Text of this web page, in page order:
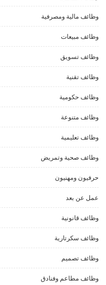
وظائف مالية ومصرفية
وظائف مبيعات
وظائف تسويق
وظائف تقنية
وظائف حكومية
وظائف متنوعة
وظائف تعليمية
وظائف صحية وتمريض
حرفيون ومهنيون
عمل عن بعد
وظائف قانونية
وظائف سكرتارية
وظائف تصميم
وظائف مطاعم وفنادق